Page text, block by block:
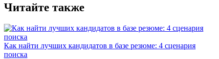
Читайте также
Как найти лучших кандидатов в базе резюме: 4 сценария
поиска